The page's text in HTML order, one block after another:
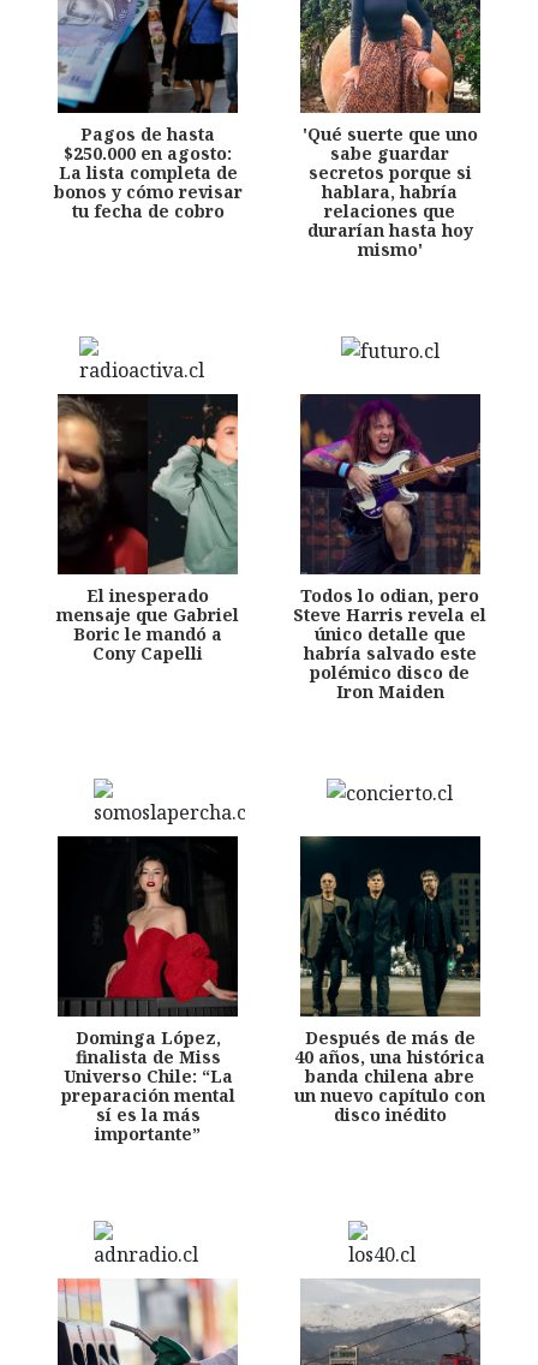
Pagos de hasta
$250.000 en agosto:
La lista completa de
bonos y cómo revisar
tu fecha de cobro
'Qué suerte que uno
sabe guardar
secretos porque si
hablara, habría
relaciones que
durarían hasta hoy
mismo'
El inesperado
mensaje que Gabriel
Boric le mandó a
Cony Capelli
Todos lo odian, pero
Steve Harris revela el
único detalle que
habría salvado este
polémico disco de
Iron Maiden
Dominga López,
finalista de Miss
Universo Chile: “La
preparación mental
sí es la más
importante”
Después de más de
40 años, una histórica
banda chilena abre
un nuevo capítulo con
disco inédito